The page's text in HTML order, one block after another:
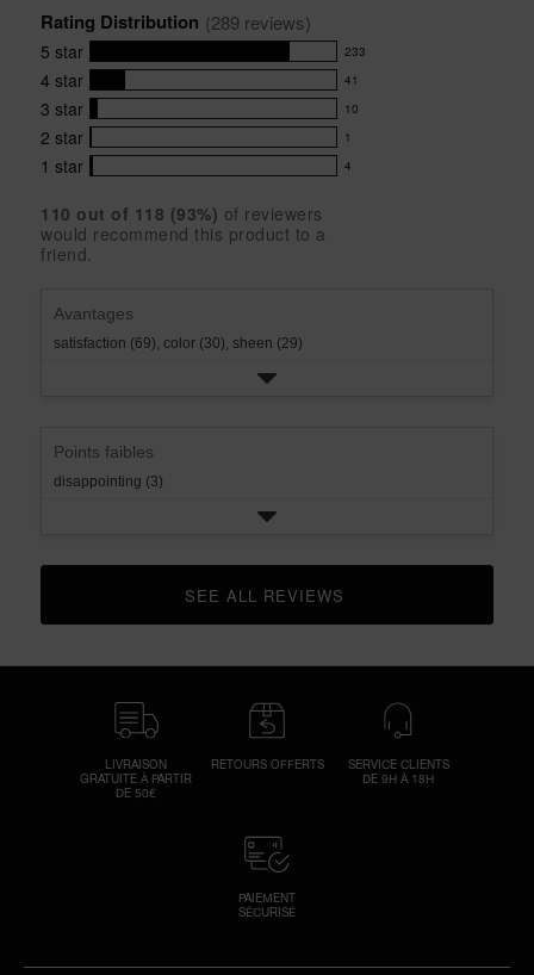
for
this
product:
4.7
out
of
5
stars
Rating Distribution (289 reviews)
5 star 233
233
reviews
with
5
star
rating.
4 star 41
41
reviews
with
4
rating.
3 star 10
10
reviews
with
star
rating.
2 star 1
1
reviews
2
star
rating.
1 star 4
4
with
1
110 out of 118 (93%) of reviewers
would recommend this product to a
friend.
Avantages
satisfaction (69), color (30), sheen (29)
Points faibles
disappointing (3)
CLICK TO GO TO ALL REVIEWS
LIVRAISON
GRATUITE À PARTIR
DE 50€
RETOURS OFFERTS
SERVICE CLIENTS
DE 9H À 18H
PAIEMENT
SÉCURISÉ